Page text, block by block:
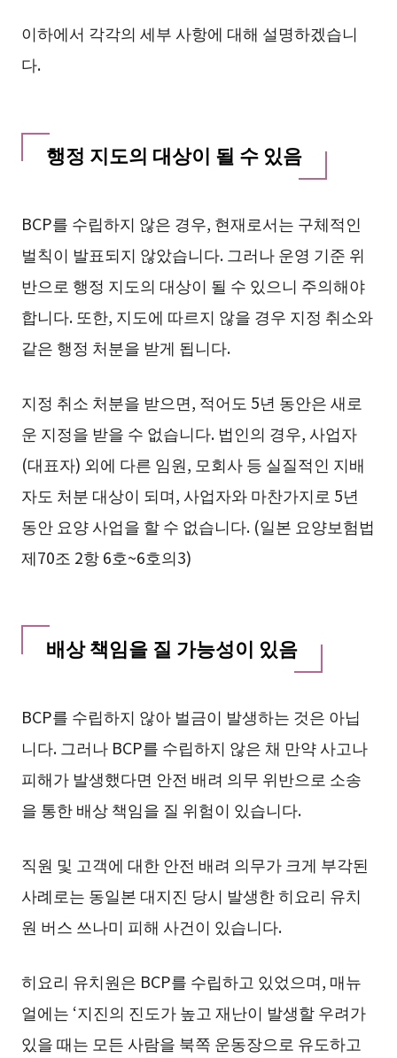
이하에서 각각의 세부 사항에 대해 설명하겠습니
다.
행정 지도의 대상이 될 수 있음
BCP를 수립하지 않은 경우, 현재로서는 구체적인
벌칙이 발표되지 않았습니다. 그러나 운영 기준 위
반으로 행정 지도의 대상이 될 수 있으니 주의해야
합니다. 또한, 지도에 따르지 않을 경우 지정 취소와
같은 행정 처분을 받게 됩니다.
지정 취소 처분을 받으면, 적어도 5년 동안은 새로
운 지정을 받을 수 없습니다. 법인의 경우, 사업자
(대표자) 외에 다른 임원, 모회사 등 실질적인 지배
자도 처분 대상이 되며, 사업자와 마찬가지로 5년
동안 요양 사업을 할 수 없습니다. (일본 요양보험법
제70조 2항 6호~6호의3)
배상 책임을 질 가능성이 있음
BCP를 수립하지 않아 벌금이 발생하는 것은 아닙
니다. 그러나 BCP를 수립하지 않은 채 만약 사고나
피해가 발생했다면 안전 배려 의무 위반으로 소송
을 통한 배상 책임을 질 위험이 있습니다.
직원 및 고객에 대한 안전 배려 의무가 크게 부각된
사례로는 동일본 대지진 당시 발생한 히요리 유치
원 버스 쓰나미 피해 사건이 있습니다.
히요리 유치원은 BCP를 수립하고 있었으며, 매뉴
얼에는 ‘지진의 진도가 높고 재난이 발생할 우려가
있을 때는 모든 사람을 북쪽 운동장으로 유도하고